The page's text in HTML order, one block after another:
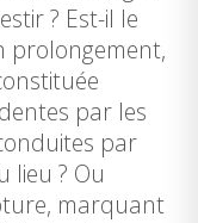
? Est-il le
prolongement,
par les
par
lieu ? Ou
marquant